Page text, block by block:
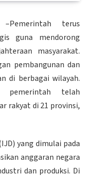
–Pemerintah terus
guna mendorong
masyarakat.
pembangunan dan
di berbagai wilayah.
pemerintah telah
rakyat di 21 provinsi,
yang dimulai pada
anggaran negara
dan produksi. Di